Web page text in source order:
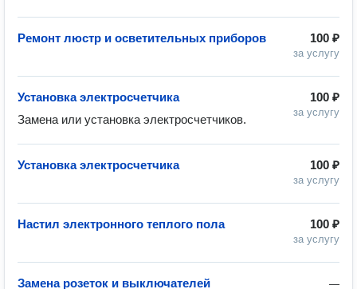
100 ₽
за услугу
Ремонт люстр и осветительных приборов
100 ₽
за услугу
Установка электросчетчика
Замена или установка электросчетчиков.
100 ₽
за услугу
Установка электросчетчика
100 ₽
за услугу
Настил электронного теплого пола
—
Замена розеток и выключателей